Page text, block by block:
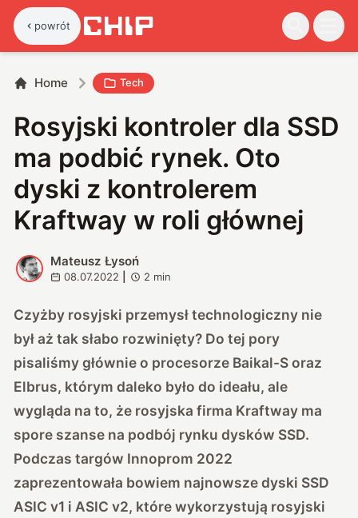
powrót
Home Tech
Rosyjski kontroler dla SSD
ma podbić rynek. Oto
dyski z kontrolerem
Kraftway w roli głównej
M
Mateusz Łysoń
08.07.2022 2 min
Czyżby rosyjski przemysł technologiczny nie
był aż tak słabo rozwinięty? Do tej pory
pisaliśmy głównie o procesorze Baikal-Soraz
Elbrus, którym daleko było do ideału, ale
wygląda na to, że rosyjska firma Kraftway ma
spore szanse na podbój rynku dysków SSD.
Podczas targów Innoprom 2022
zaprezentowała bowiem najnowsze dyski SSD
ASIC v1 i ASIC v2, które wykorzystują rosyjski